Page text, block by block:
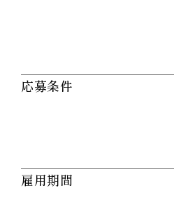
応募条件
雇用期間